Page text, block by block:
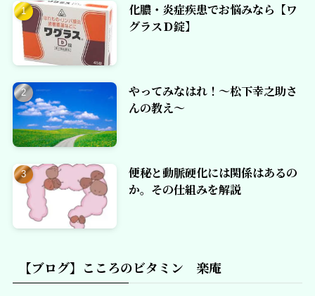
化膿・炎症疾患でお悩みなら【ワ
グラスＤ錠】
やってみなはれ！～松下幸之助さ
んの教え～
便秘と動脈硬化には関係はあるの
か。その仕組みを解説
【ブログ】こころのビタミン 楽庵